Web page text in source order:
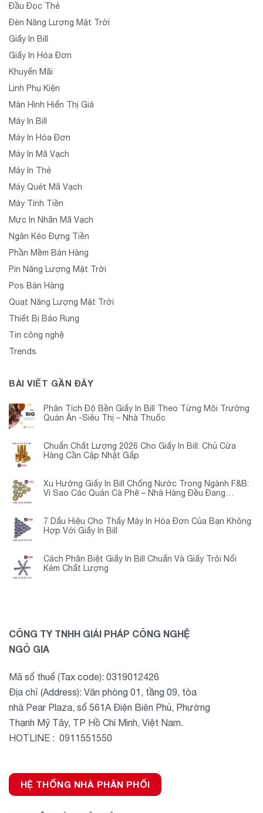
Đầu Đọc Thẻ
Đèn Năng Lượng Mặt Trời
Giấy In Bill
Giấy In Hóa Đơn
Khuyến Mãi
Linh Phụ Kiện
Màn Hình Hiển Thị Giá
Máy In Bill
Máy In Hóa Đơn
Máy In Mã Vạch
Máy In Thẻ
Máy Quét Mã Vạch
Máy Tính Tiền
Mực In Nhãn Mã Vạch
Ngăn Kéo Đựng Tiền
Phần Mềm Bán Hàng
Pin Năng Lượng Mặt Trời
Pos Bán Hàng
Quạt Năng Lượng Mặt Trời
Thiết Bị Báo Rung
Tin công nghệ
Trends
BÀI VIẾT GẦN ĐÂY
Phân Tích Độ Bền Giấy In Bill Theo Từng Môi Trường
Quán Ăn -Siêu Thị – Nhà Thuốc
Chuẩn Chất Lượng 2026 Cho Giấy In Bill: Chủ Cửa
Hàng Cần Cập Nhật Gấp
Xu Hướng Giấy In Bill Chống Nước Trong Ngành F&B:
Vì Sao Các Quán Cà Phê – Nhà Hàng Đều Đang
7 Dấu Hiệu Cho Thấy Máy In Hóa Đơn Của Bạn Không
Hợp Với Giấy In Bill
Cách Phân Biệt Giấy In Bill Chuẩn Và Giấy Trôi Nổi
Kém Chất Lượng
CÔNG TY TNHH GIẢI PHÁP CÔNG NGHỆ
NGÔ GIA
Mã số thuế (Tax code): 0319012426
Địa chỉ (Address): Văn phòng 01, tầng 09, tòa
nhà Pear Plaza, số 561A Điện Biên Phủ, Phường
Thạnh Mỹ Tây, TP Hồ Chí Minh, Việt Nam.
HOTLINE : 0911551550
HỆ THỐNG NHÀ PHÂN PHỐI